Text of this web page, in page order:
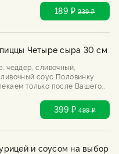
действуют скидки на
рождения
189 ₽ 239₽
Четыре сыра 30 см
чеддер, сливочный,
соус Половинку
только после Вашего
и день рождения399 ₽ 499₽
и соусом на выбор